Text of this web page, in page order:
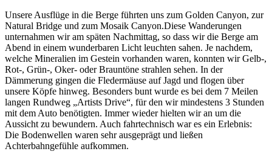
Unsere Ausflüge in die Berge führten uns zum Golden Canyon, zur
Natural Bridge und zum Mosaik Canyon.Diese Wanderungen
unternahmen wir am späten Nachmittag, so dass wir die Berge am
Abend in einem wunderbaren Licht leuchten sahen. Je nachdem,
welche Mineralien im Gestein vorhanden waren, konnten wir Gelb-,
Rot-, Grün-, Oker- oder Brauntöne strahlen sehen. In der
Dämmerung gingen die Fledermäuse auf Jagd und flogen über
unsere Köpfe hinweg. Besonders bunt wurde es bei dem 7 Meilen
langen Rundweg „Artists Drive“, für den wir mindestens 3 Stunden
mit dem Auto benötigten. Immer wieder hielten wir an um die
Aussicht zu bewundern. Auch fahrtechnisch war es ein Erlebnis:
Die Bodenwellen waren sehr ausgeprägt und ließen
Achterbahngefühle aufkommen.